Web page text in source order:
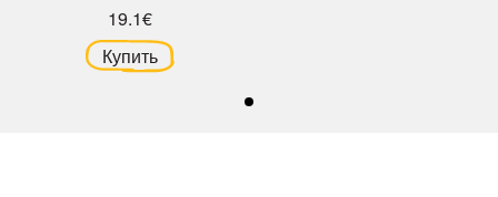
19.1€
Купить